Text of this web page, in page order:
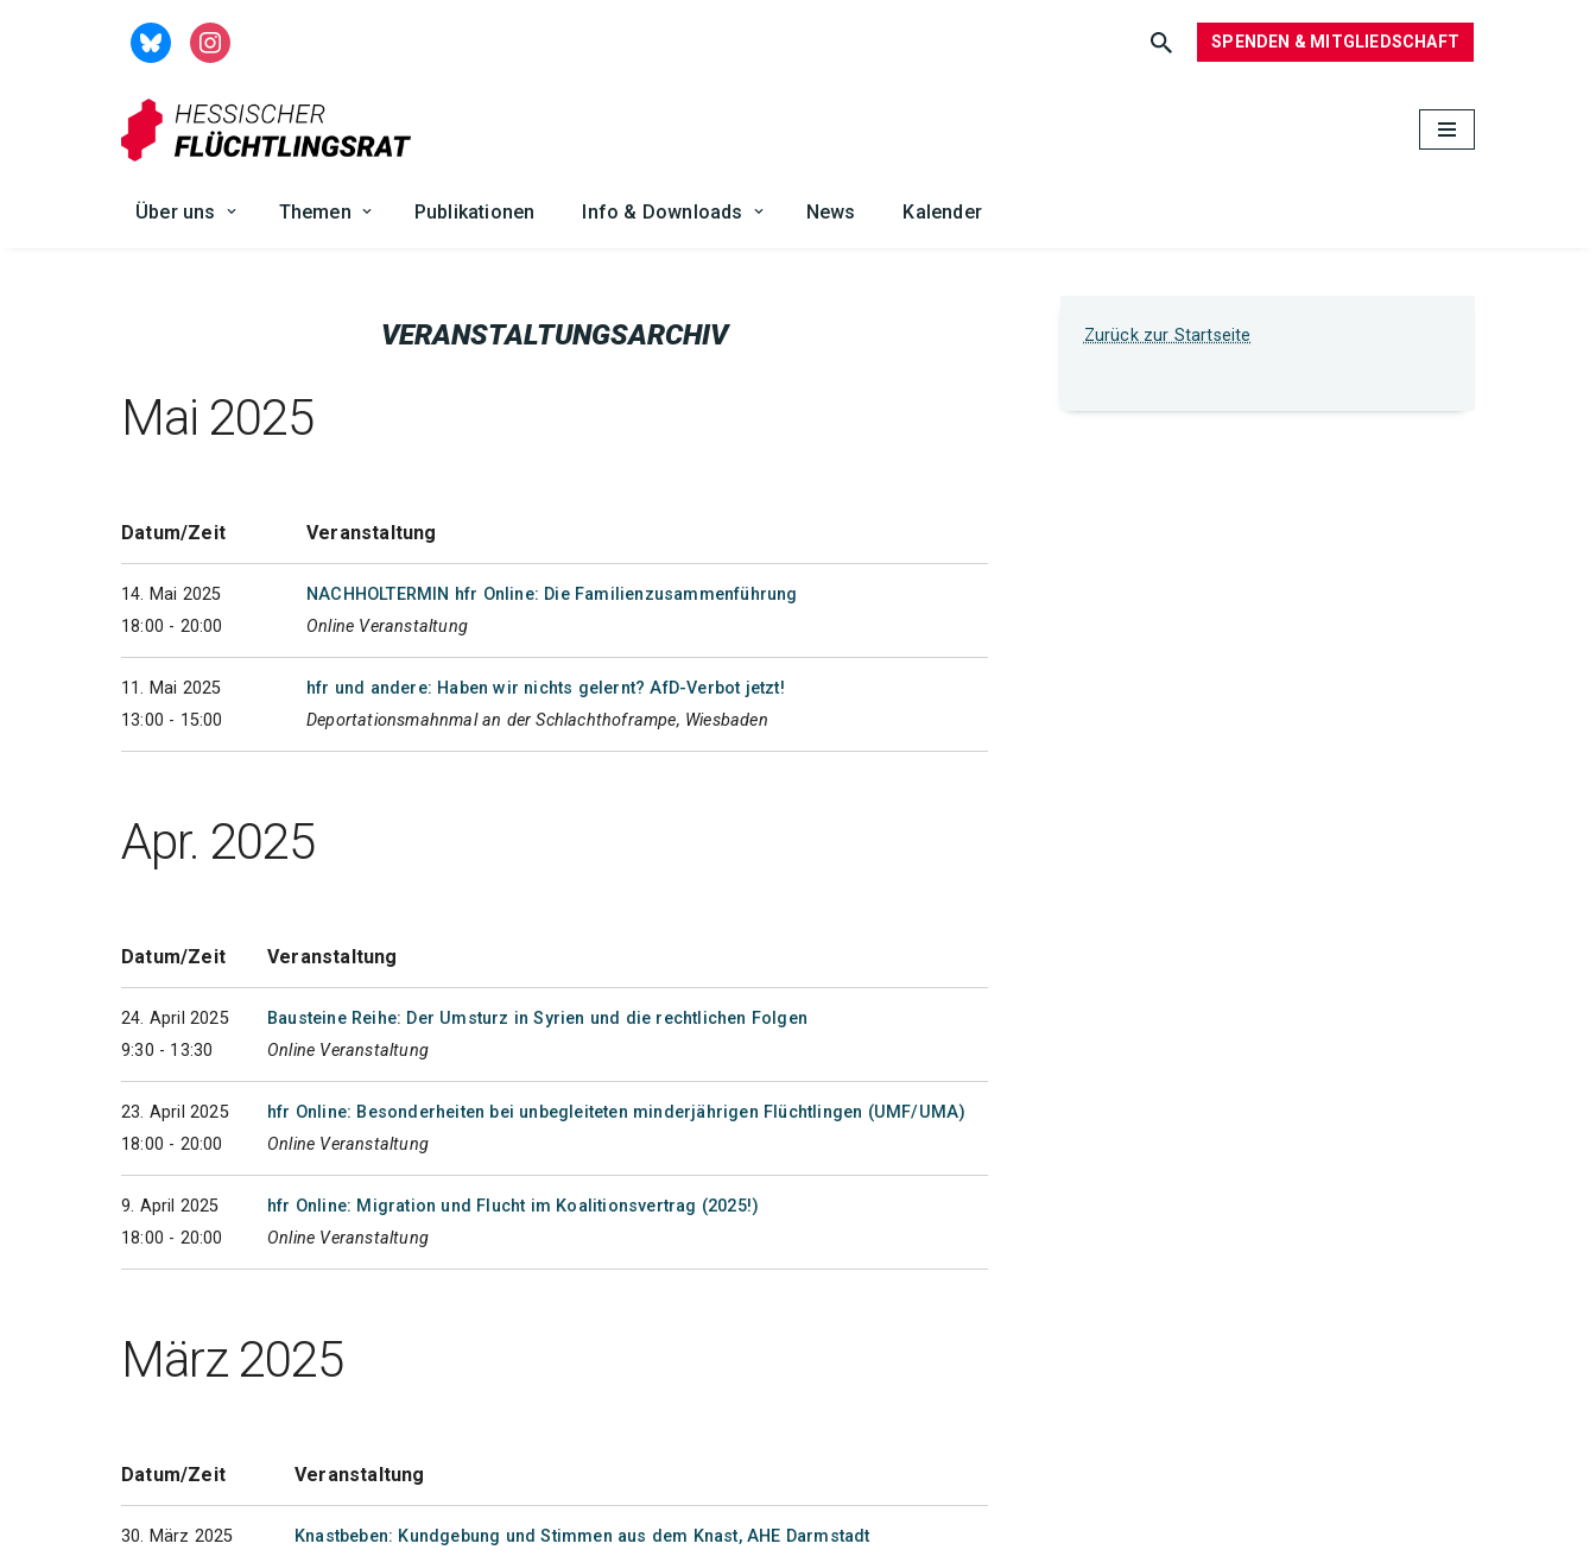
SPENDEN & MITGLIEDSCHAFT
Über uns Themen Publikationen Info & Downloads News Kalender
VERANSTALTUNGSARCHIV
Mai 2025
Datum/Zeit Veranstaltung
14. Mai 2025
18:00 - 20:00
NACHHOLTERMIN hfr Online: Die Familienzusammenführung
Online Veranstaltung
11. Mai 2025
13:00 - 15:00
hfr und andere: Haben wir nichts gelernt? AfD-Verbot jetzt!
Deportationsmahnmal an der Schlachthoframpe, Wiesbaden
Apr. 2025
Datum/Zeit Veranstaltung
24. April 2025
9:30 - 13:30
Bausteine Reihe: Der Umsturz in Syrien und die rechtlichen Folgen
Online Veranstaltung
23. April 2025
18:00 - 20:00
hfr Online: Besonderheiten bei unbegleiteten minderjährigen Flüchtlingen (UMF/UMA)
Online Veranstaltung
9. April 2025
18:00 - 20:00
hfr Online: Migration und Flucht im Koalitionsvertrag (2025!)
Online Veranstaltung
März 2025
Datum/Zeit Veranstaltung
30. März 2025
Knastbeben: Kundgebung und Stimmen aus dem Knast, AHE Darmstadt
Zurück zur Startseite